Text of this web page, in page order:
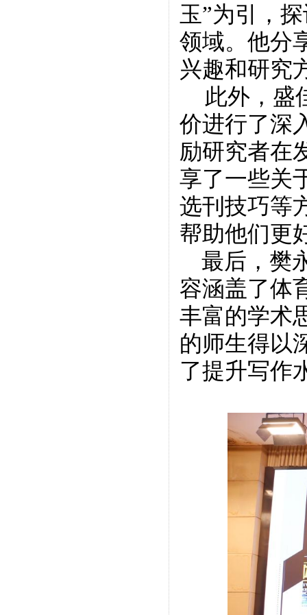
玉”为引，
领域。他分
兴趣和研究
此外，盛
价进行了深
励研究者在
享了一些关
选刊技巧等
帮助他们更
最后，樊
容涵盖了体
丰富的学术
的师生得以
了提升写作